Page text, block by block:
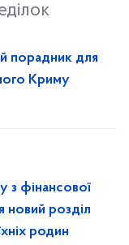
порадник для
Криму
з фінансової
новий розділ
родин